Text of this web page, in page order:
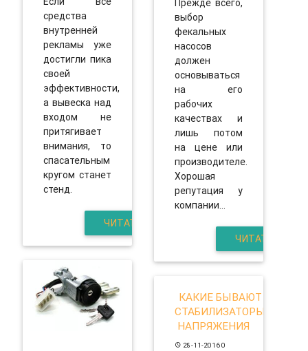
средства
внутренней
рекламы уже
достигли пика
своей
эффективности,
а вывеска над
входом не
притягивает
внимания, то
спасательным
кругом станет
стенд.
ЧИТАТЬ
Прежде всего,
выбор
фекальных
насосов
должен
основываться
на его
рабочих
качествах и
лишь потом
на цене или
производителе.
Хорошая
репутация у
компании...
ЧИТАТЬ
КАКИЕ БЫВАЮТ
СТАБИЛИЗАТОРЫ
НАПРЯЖЕНИЯ
28-11-20160